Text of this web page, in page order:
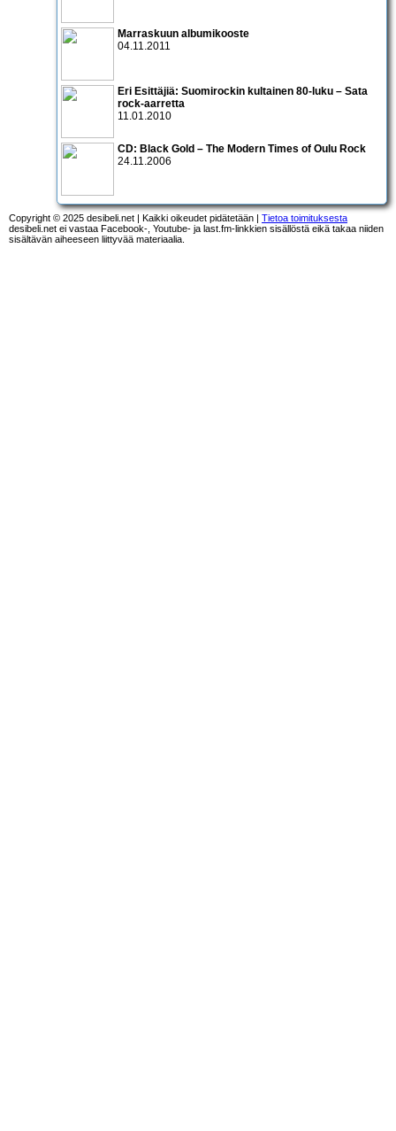
Marraskuun albumikooste
04.11.2011
Eri Esittäjiä: Suomirockin kultainen 80-luku – Sata
rock-aarretta
11.01.2010
CD: Black Gold – The Modern Times of Oulu Rock
24.11.2006
Copyright © 2025 desibeli.net | Kaikki oikeudet pidätetään | Tietoa toimituksesta
desibeli.net ei vastaa Facebook-, Youtube- ja last.fm-linkkien sisällöstä eikä takaa niiden
sisältävän aiheeseen liittyvää materiaalia.